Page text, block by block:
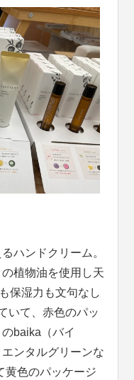
ハンドクリーム。
植物油を使用し天
保湿力も文句なし
いて、赤色のパッ
baika（バイ
ンタルグリーンな
黄色のパッケージ